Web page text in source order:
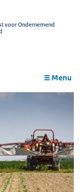
voor Ondernemend
Menu